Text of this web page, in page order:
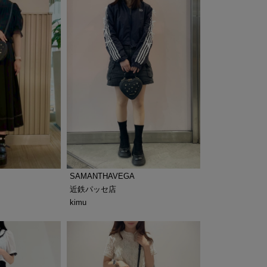
SAMANTHAVEGA
近鉄パッセ店
kimu